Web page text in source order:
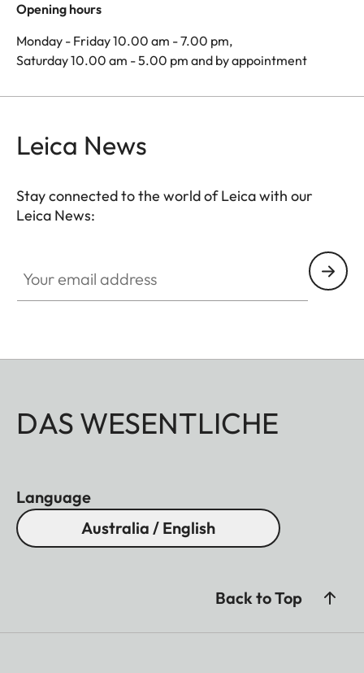
Opening hours
Monday - Friday 10.00 am - 7.00 pm,
Saturday 10.00 am - 5.00 pm and by appointment
Leica News
Stay connected to the world of Leica with our
Leica News:
DAS WESENTLICHE
Language
Australia / English
Back to Top